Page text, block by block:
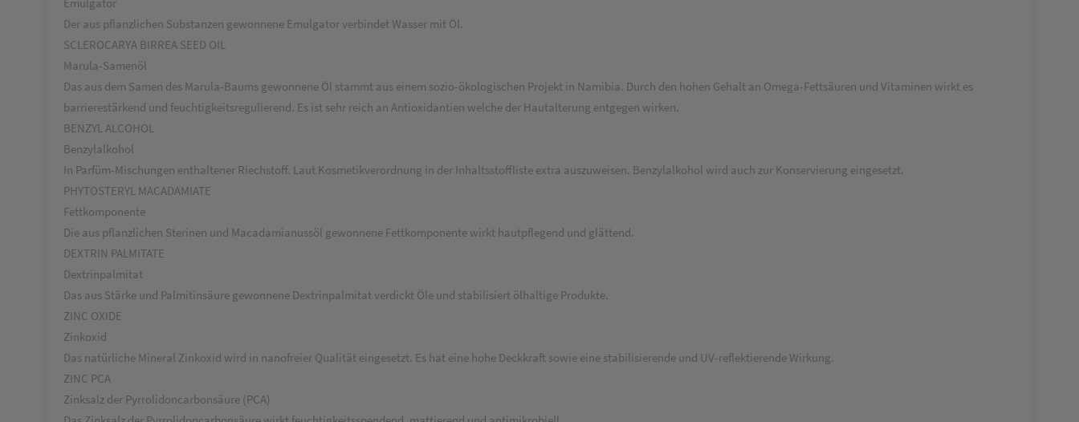
Der aus pflanzlichen Substanzen gewonnene Emulgator verbindet Wasser mit Öl.
SCLEROCARYA BIRREA SEED OIL
Marula-Samenöl
Das aus dem Samen des Marula-Baums gewonnene Öl stammt aus einem sozio-ökologischen Projekt in Namibia. Durch den hohen Gehalt an Omega-Fettsäuren und Vitaminen wirkt es
barrierestärkend und feuchtigkeitsregulierend. Es ist sehr reich an Antioxidantien welche der Hautalterung entgegen wirken.
BENZYL ALCOHOL
Benzylalkohol
In Parfüm-Mischungen enthaltener Riechstoff. Laut Kosmetikverordnung in der Inhaltsstoffliste extra auszuweisen. Benzylalkohol wird auch zur Konservierung eingesetzt.
PHYTOSTERYL MACADAMIATE
Fettkomponente
Die aus pflanzlichen Sterinen und Macadamianussöl gewonnene Fettkomponente wirkt hautpflegend und glättend.
DEXTRIN PALMITATE
Dextrinpalmitat
Das aus Stärke und Palmitinsäure gewonnene Dextrinpalmitat verdickt Öle und stabilisiert ölhaltige Produkte.
ZINC OXIDE
Zinkoxid
Das natürliche Mineral Zinkoxid wird in nanofreier Qualität eingesetzt. Es hat eine hohe Deckkraft sowie eine stabilisierende und UV-reflektierende Wirkung.
ZINC PCA
Zinksalz der Pyrrolidoncarbonsäure (PCA)